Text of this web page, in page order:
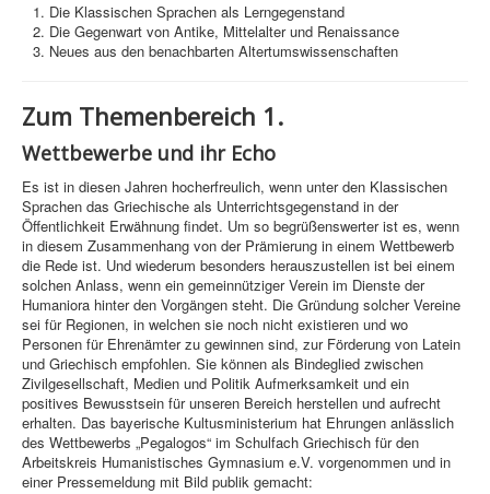
Die Klassischen Sprachen als Lerngegenstand
Die Gegenwart von Antike, Mittelalter und Renaissance
Neues aus den benachbarten Altertumswissenschaften
Zum Themenbereich 1.
Wettbewerbe und ihr Echo
Es ist in diesen Jahren hocherfreulich, wenn unter den Klassischen
Sprachen das Griechische als Unterrichtsgegenstand in der
Öffentlichkeit Erwähnung findet. Um so begrüßenswerter ist es, wenn
in diesem Zusammenhang von der Prämierung in einem Wettbewerb
die Rede ist. Und wiederum besonders herauszustellen ist bei einem
solchen Anlass, wenn ein gemeinnütziger Verein im Dienste der
Humaniora hinter den Vorgängen steht. Die Gründung solcher Vereine
sei für Regionen, in welchen sie noch nicht existieren und wo
Personen für Ehrenämter zu gewinnen sind, zur Förderung von Latein
und Griechisch empfohlen. Sie können als Bindeglied zwischen
Zivilgesellschaft, Medien und Politik Aufmerksamkeit und ein
positives Bewusstsein für unseren Bereich herstellen und aufrecht
erhalten. Das bayerische Kultusministerium hat Ehrungen anlässlich
des Wettbewerbs „Pegalogos“ im Schulfach Griechisch für den
Arbeitskreis Humanistisches Gymnasium e.V. vorgenommen und in
einer Pressemeldung mit Bild publik gemacht: